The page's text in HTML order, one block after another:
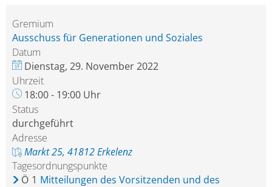
Gremium
Ausschuss für Generationen und Soziales
Datum
Dienstag, 29. November 2022
Uhrzeit
18:00 - 19:00 Uhr
Status
durchgeführt
Adresse
Markt 25, 41812 Erkelenz
Tagesordnungspunkte
Ö 1 Mitteilungen des Vorsitzenden und des